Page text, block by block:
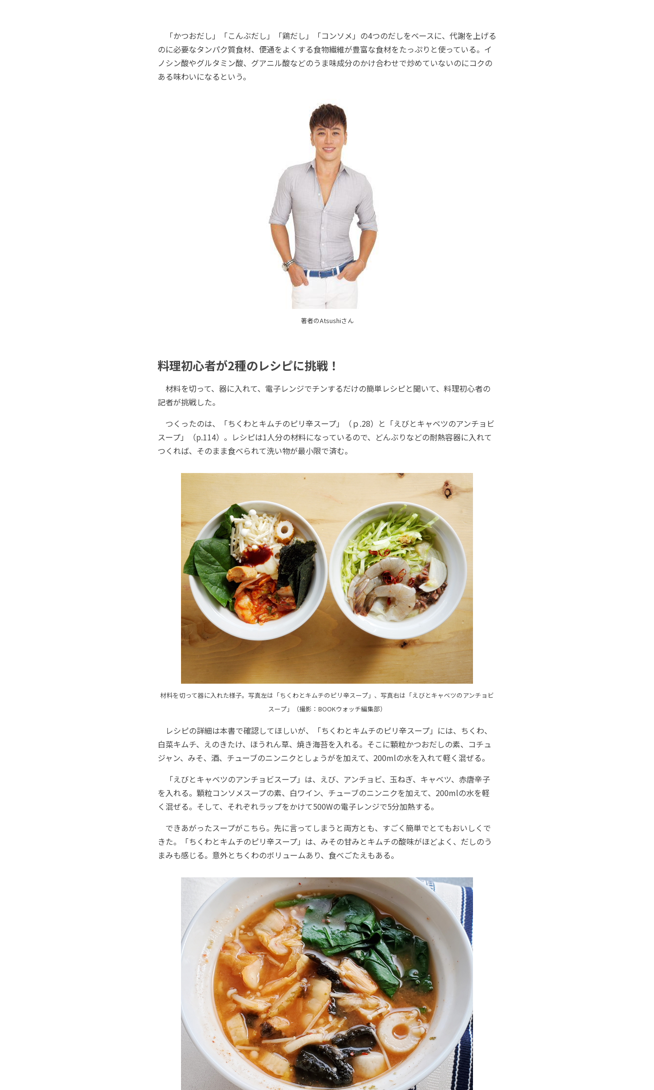
「かつおだし」「こんぶだし」「鶏だし」「コンソメ」の4つのだしをベースに、代謝を上げる
のに必要なタンパク質食材、便通をよくする食物繊維が豊富な食材をたっぷりと使っている。イ
ノシン酸やグルタミン酸、グアニル酸などのうま味成分のかけ合わせで炒めていないのにコクの
ある味わいになるという。
著者のAtsushiさん
料理初心者が2種のレシピに挑戦！
材料を切って、器に入れて、電子レンジでチンするだけの簡単レシピと聞いて、料理初心者の
記者が挑戦した。
つくったのは、「ちくわとキムチのピリ辛スープ」（ｐ.28）と「えびとキャベツのアンチョビ
スープ」（p.114）。レシピは1人分の材料になっているので、どんぶりなどの耐熱容器に入れて
つくれば、そのまま食べられて洗い物が最小限で済む。
材料を切って器に入れた様子。写真左は「ちくわとキムチのピリ辛スープ」、写真右は「えびとキャベツのアンチョビ
スープ」（撮影：BOOKウォッチ編集部）
レシピの詳細は本書で確認してほしいが、「ちくわとキムチのピリ辛スープ」には、ちくわ、
白菜キムチ、えのきたけ、ほうれん草、焼き海苔を入れる。そこに顆粒かつおだしの素、コチュ
ジャン、みそ、酒、チューブのニンニクとしょうがを加えて、200mlの水を入れて軽く混ぜる。
「えびとキャベツのアンチョビスープ」は、えび、アンチョビ、玉ねぎ、キャベツ、赤唐辛子
を入れる。顆粒コンソメスープの素、白ワイン、チューブのニンニクを加えて、200mlの水を軽
く混ぜる。そして、それぞれラップをかけて500Wの電子レンジで5分加熱する。
できあがったスープがこちら。先に言ってしまうと両方とも、すごく簡単でとてもおいしくで
きた。「ちくわとキムチのピリ辛スープ」は、みその甘みとキムチの酸味がほどよく、だしのう
まみも感じる。意外とちくわのボリュームあり、食べごたえもある。